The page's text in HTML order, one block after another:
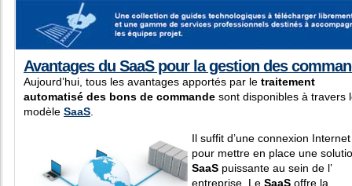
Avantages du SaaS pour la gestion des
Aujourd’hui, tous les avantages apportés par le traitement
automatisé des bons de commande sont disponibles à travers
modèle SaaS
Il suffit d’une connexion Internet
pour mettre en place une
SaaS puissante au sein de l’
entreprise. Le SaaS offre la